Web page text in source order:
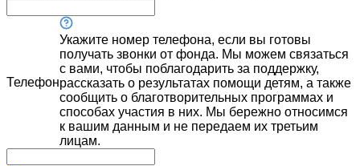
Телефон
Укажите номер телефона, если вы готовы
получать звонки от фонда. Мы можем связаться
с вами, чтобы поблагодарить за поддержку,
рассказать о результатах помощи детям, а также
сообщить о благотворительных программах и
способах участия в них. Мы бережно относимся
к вашим данным и не передаем их третьим
лицам.